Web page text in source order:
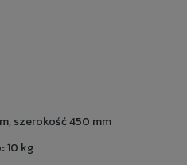
szerokość 450 mm
10 kg